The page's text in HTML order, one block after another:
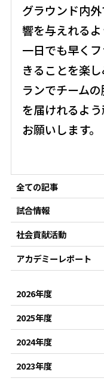
グラウンド内
響を与えれるよ
一日でも早く
きることを楽
ランでチーム
を届けれるよ
お願いします。
全ての記事
試合情報
社会貢献活動
アカデミーレポート
2026年度
2025年度
2024年度
2023年度